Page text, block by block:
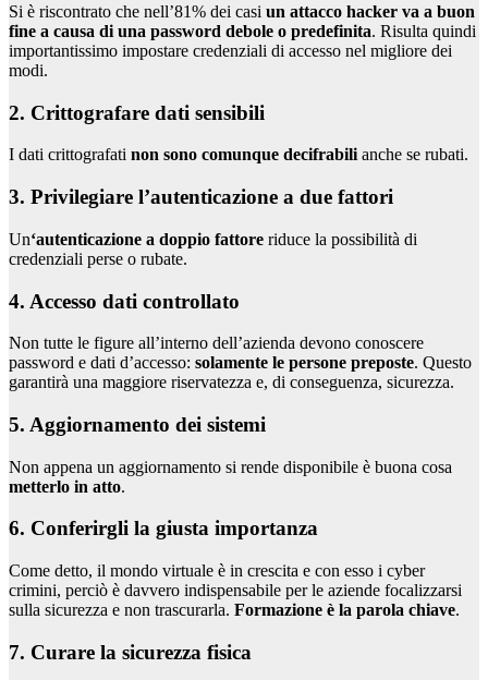
Si è riscontrato che nell’81% dei casi un attacco hacker va a buon
fine a causa di una password debole o predefinita. Risulta quindi
importantissimo impostare credenziali di accesso nel migliore dei
modi.
2. Crittografare dati sensibili
I dati crittografati non sono comunque decifrabili anche se rubati.
3. Privilegiare l’autenticazione a due fattori
Un‘autenticazione a doppio fattore riduce la possibilità di
credenziali perse o rubate.
4. Accesso dati controllato
Non tutte le figure all’interno dell’azienda devono conoscere
password e dati d’accesso: solamente le persone preposte. Questo
garantirà una maggiore riservatezza e, di conseguenza, sicurezza.
5. Aggiornamento dei sistemi
Non appena un aggiornamento si rende disponibile è buona cosa
metterlo in atto.
6. Conferirgli la giusta importanza
Come detto, il mondo virtuale è in crescita e con esso i cyber
crimini, perciò è davvero indispensabile per le aziende focalizzarsi
sulla sicurezza e non trascurarla. Formazione è la parola chiave.
7. Curare la sicurezza fisica